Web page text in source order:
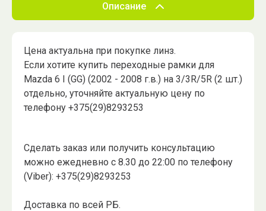
Описание
Цена актуальна при покупке линз.
Если хотите купить переходные рамки для
Mazda 6 I (GG) (2002 - 2008 г.в.) на 3/3R/5R (2 шт.)
отдельно, уточняйте актуальную цену по
телефону +375(29)8293253
Сделать заказ или получить консультацию
можно ежедневно с 8.30 до 22:00 по телефону
(Viber): +375(29)8293253
Доставка по всей РБ.